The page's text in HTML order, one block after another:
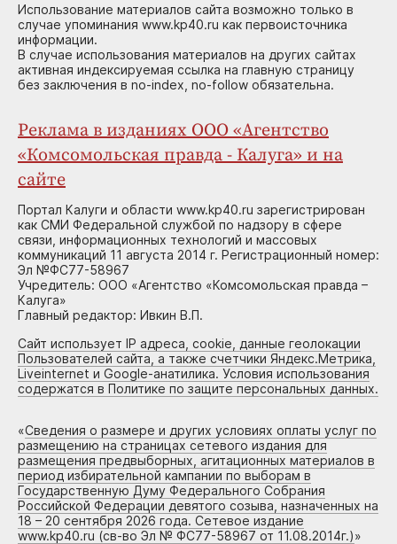
Использование материалов сайта возможно только в
случае упоминания www.kp40.ru как первоисточника
информации.
В случае использования материалов на других сайтах
активная индексируемая ссылка на главную страницу
без заключения в no-index, no-follow обязательна.
Реклама в изданиях ООО «Агентство
«Комсомольская правда - Калуга» и на
сайте
Портал Калуги и области www.kp40.ru зарегистрирован
как СМИ Федеральной службой по надзору в сфере
связи, информационных технологий и массовых
коммуникаций 11 августа 2014 г. Регистрационный номер:
Эл №ФС77-58967
Учредитель: ООО «Агентство «Комсомольская правда –
Калуга»
Главный редактор: Ивкин В.П.
Сайт использует IP адреса, cookie, данные геолокации
Пользователей сайта, а также счетчики Яндекс.Метрика,
Liveinternet и Google-анатилика. Условия использования
содержатся в Политике по защите персональных данных.
«Сведения о размере и других условиях оплаты услуг по
размещению на страницах сетевого издания для
размещения предвыборных, агитационных материалов в
период избирательной кампании по выборам в
Государственную Думу Федерального Собрания
Российской Федерации девятого созыва, назначенных на
18 – 20 сентября 2026 года. Сетевое издание
www.kp40.ru (св-во Эл № ФС77-58967 от 11.08.2014г.)»